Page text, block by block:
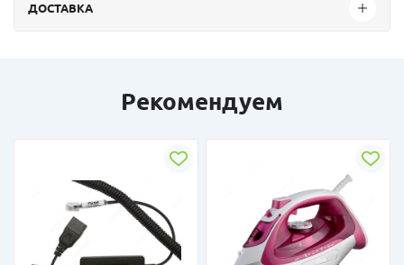
ДОСТАВКА
Рекомендуем